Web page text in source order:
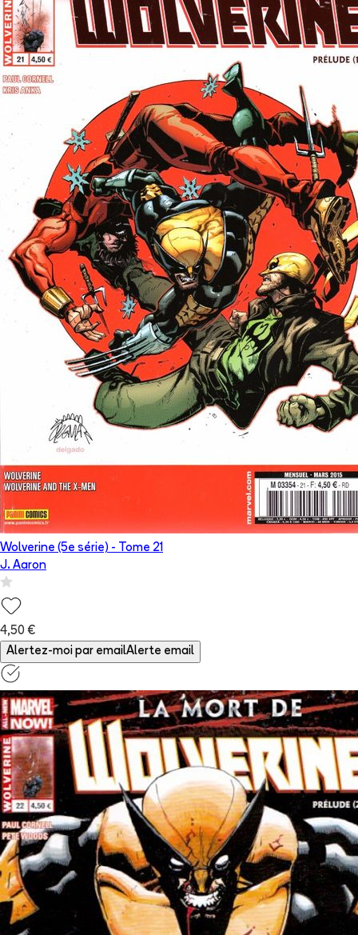
Wolverine (5e série) - Tome 21
J. Aaron
4,50 €
Alertez-moi par emailAlerte email